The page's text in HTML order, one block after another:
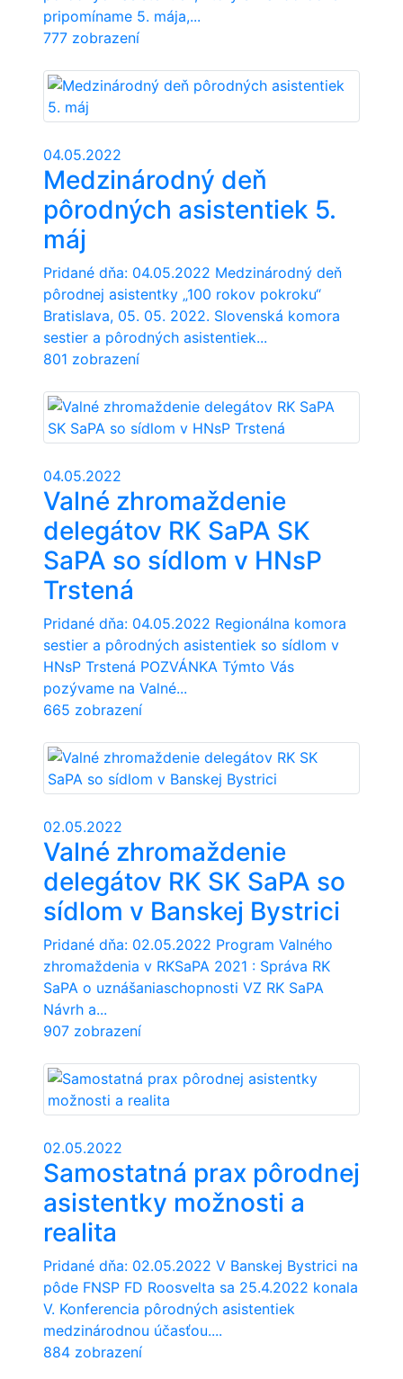
pripomíname 5. mája,...
777 zobrazení
04.05.2022
Medzinárodný deň
pôrodných asistentiek 5.
máj
Pridané dňa: 04.05.2022 Medzinárodný deň
pôrodnej asistentky „100 rokov pokroku“
Bratislava, 05. 05. 2022. Slovenská komora
sestier a pôrodných asistentiek...
801 zobrazení
04.05.2022
Valné zhromaždenie
delegátov RK SaPA SK
SaPA so sídlom v HNsP
Trstená
Pridané dňa: 04.05.2022 Regionálna komora
sestier a pôrodných asistentiek so sídlom v
HNsP Trstená POZVÁNKA Týmto Vás
pozývame na Valné...
665 zobrazení
02.05.2022
Valné zhromaždenie
delegátov RK SK SaPA so
sídlom v Banskej Bystrici
Pridané dňa: 02.05.2022 Program Valného
zhromaždenia v RKSaPA 2021 : Správa RK
SaPA o uznášaniaschopnosti VZ RK SaPA
Návrh a...
907 zobrazení
02.05.2022
Samostatná prax pôrodnej
asistentky možnosti a
realita
Pridané dňa: 02.05.2022 V Banskej Bystrici na
pôde FNSP FD Roosvelta sa 25.4.2022 konala
V. Konferencia pôrodných asistentiek
medzinárodnou účasťou....
884 zobrazení